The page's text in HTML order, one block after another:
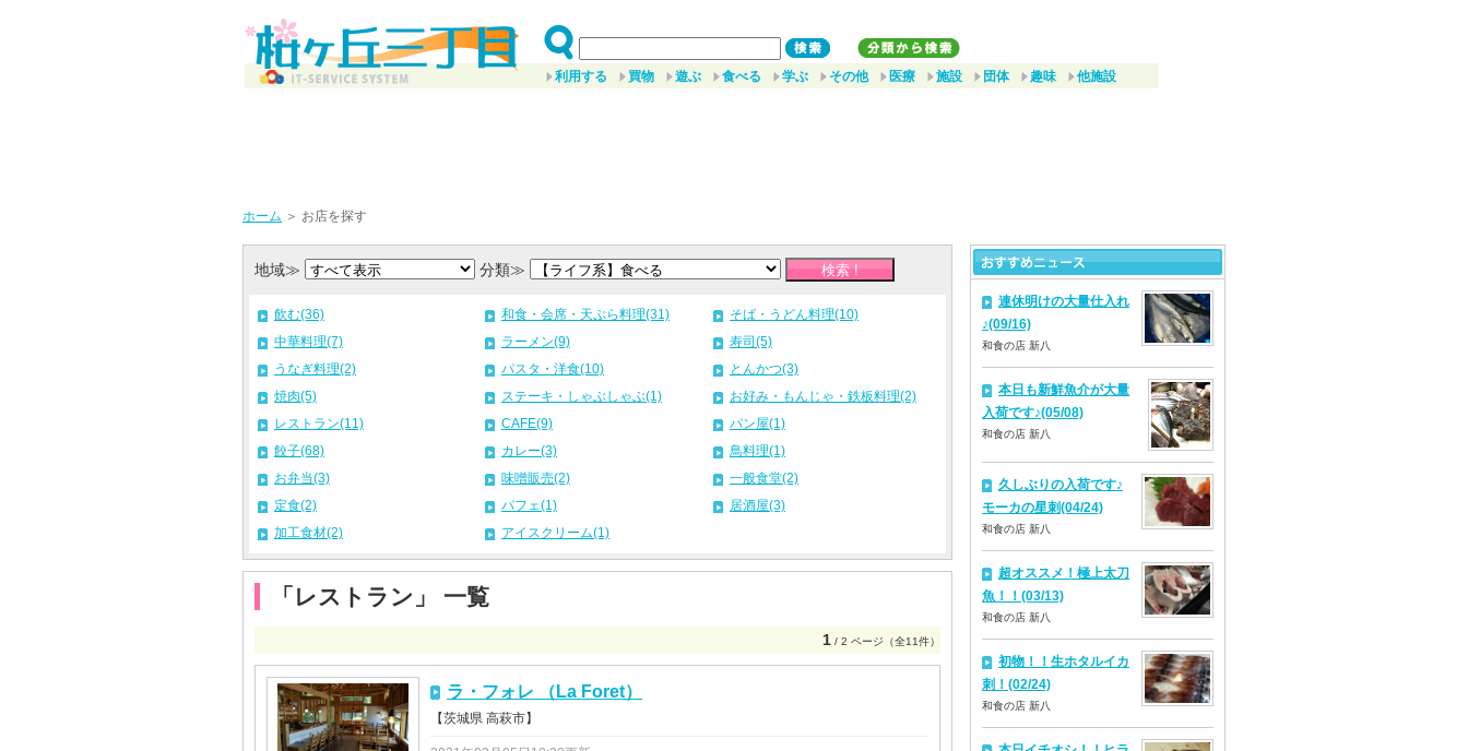
利用する 買物 遊ぶ 食べる 学ぶ その他 医療 施設 団体 趣味 他施設
ホーム ＞ お店を探す
地域≫ 分類≫
飲む(36) 和食・会席・天ぷら料理(31)
そば・うどん料理(10)
中華料理(7)
ラーメン(9)
寿司(5)
うなぎ料理(2)
パスタ・洋食(10)
とんかつ(3)
焼肉(5)
ステーキ・しゃぶしゃぶ(1)
お好み・もんじゃ・鉄板料理(2)
レストラン(11)
CAFE(9)
パン屋(1)
餃子(68)
カレー(3)
鳥料理(1)
お弁当(3)
味噌販売(2)
一般食堂(2)
定食(2)
パフェ(1)
居酒屋(3)
加工食材(2)
アイスクリーム(1)
「レストラン」 一覧
1 / 2 ページ（全11件）
ラ・フォレ （La Foret）
【茨城県 高萩市】
連休明けの大量仕入れ
♪(09/16)
和食の店 新八
本日も新鮮魚介が大量
入荷です♪(05/08)
和食の店 新八
久しぶりの入荷です♪
モーカの星刺(04/24)
和食の店 新八
超オススメ！極上太刀
魚！！(03/13)
和食の店 新八
初物！！生ホタルイカ
刺！(02/24)
和食の店 新八